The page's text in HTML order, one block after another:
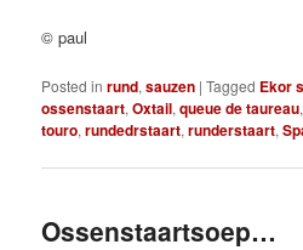
© paul
Posted in rund,sauzen |Tagged Ekor
ossenstaart,Oxtail,queue de taureau,
touro,rundedrstaart,runderstaart,
Ossenstaartsoep…